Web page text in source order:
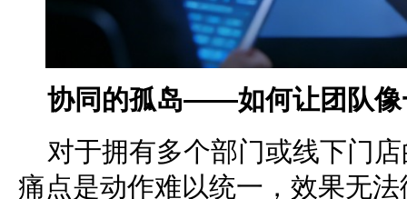
协同的孤岛——如何让团队像
对于拥有多个部门或线下门
痛点是动作难以统一，效果无